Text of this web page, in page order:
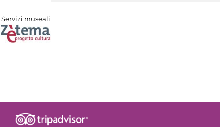
Servizi museali